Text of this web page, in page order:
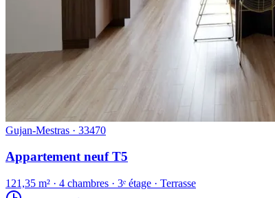
Gujan-Mestras · 33470
Appartement neuf T5
121,35 m² · 4 chambres · 3ᵉ étage · Terrasse